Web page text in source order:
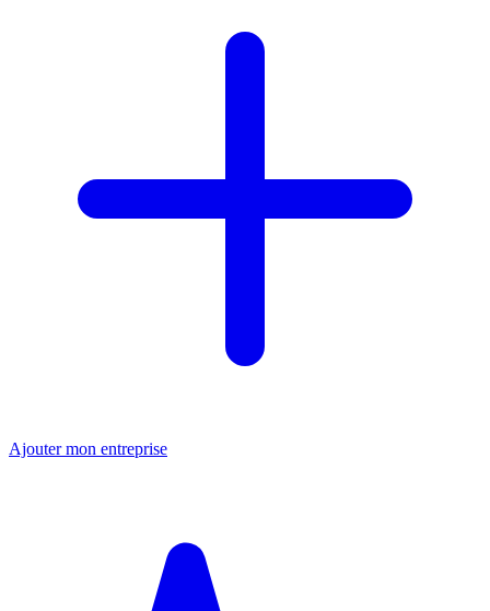
Ajouter mon entreprise